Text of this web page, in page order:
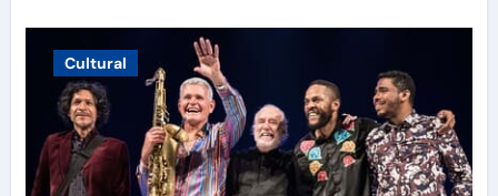
Cultural